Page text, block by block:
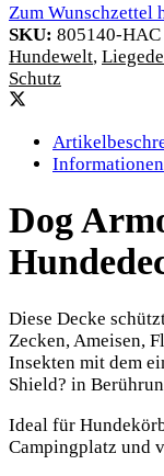
Zum Wunschzettel
SKU: 805140-HAC
Hundewelt,
Schutz
Dog
Diese Decke
Zecken, Ameisen,
Insekten mit dem
Shield? in
Ideal für
Campingplatz und